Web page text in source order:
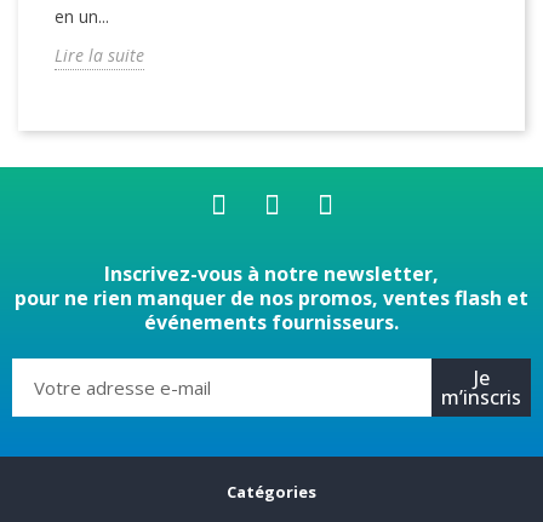
en un...
Lire la suite
Inscrivez-vous à notre newsletter,
pour ne rien manquer de nos promos, ventes flash et
événements fournisseurs.
Je
m’inscris
Catégories